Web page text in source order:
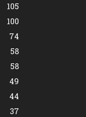
105
100
74
58
58
49
44
37